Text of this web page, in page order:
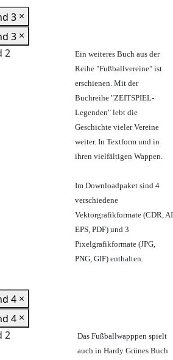
×
×
Ein weiteres Buch aus der
Reihe "Fußballvereine" ist
erschienen. Mit der
Buchreihe "ZEITSPIEL-
Legenden" lebt die
Geschichte vieler Vereine
weiter. In Textform und in
ihren vielfältigen Wappen.
Im Downloadpaket sind 4
verschiedene
Vektorgrafikformate (CDR, AI
EPS, PDF) und 3
Pixelgrafikformate (JPG,
PNG, GIF) enthalten.
×
×
Das Fußballwapppen spielt
auch in Hardy Grünes Buch